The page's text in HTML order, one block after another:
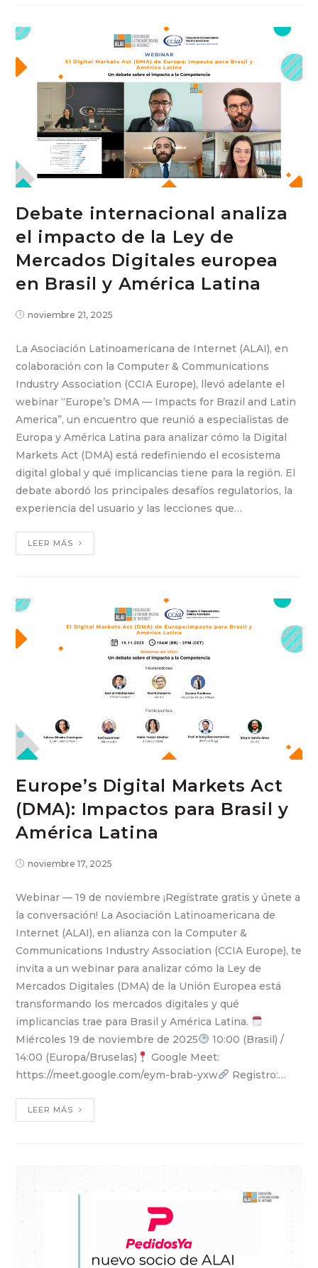
Debate internacional analiza
el impacto de la Ley de
Mercados Digitales europea
en Brasil y América Latina
noviembre 21, 2025
La Asociación Latinoamericana de Internet (ALAI), en
colaboración con la Computer & Communications
Industry Association (CCIA Europe), llevó adelante el
webinar “Europe’s DMA — Impacts for Brazil and Latin
America”, un encuentro que reunió a especialistas de
Europa y América Latina para analizar cómo la Digital
Markets Act (DMA) está redefiniendo el ecosistema
digital global y qué implicancias tiene para la región. El
debate abordó los principales desafíos regulatorios, la
experiencia del usuario y las lecciones que…
LEER MÁS
Europe’s Digital Markets Act
(DMA): Impactos para Brasil y
América Latina
noviembre 17, 2025
Webinar — 19 de noviembre ¡Regístrate gratis y únete a
la conversación! La Asociación Latinoamericana de
Internet (ALAI), en alianza con la Computer &
Communications Industry Association (CCIA Europe), te
invita a un webinar para analizar cómo la Ley de
Mercados Digitales (DMA) de la Unión Europea está
transformando los mercados digitales y qué
implicancias trae para Brasil y América Latina.
Miércoles 19 de noviembre de 2025
10:00 (Brasil) /
14:00 (Europa/Bruselas)
Google Meet:
https://meet.google.com/eym-brab-yxw
Registro:…
LEER MÁS